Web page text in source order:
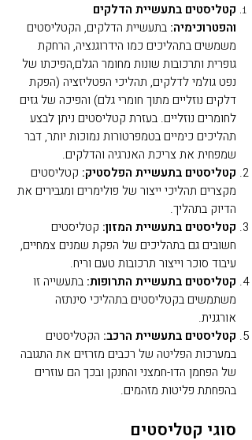
קטליסטים בתעשיית הדלקים
והפטרוכימיה: בתעשיית הדלקים, הקטליסטים
משמשים בתהליכים כמו הידרוגנציה, הרחקת
גופרית ותרכובות שונות מחומר הגלם,הפיכתו של
נפט גולמי לדלקים, תהליכי הפטליזציה (הפקת
דלקים נוזליים מתוך חומרי גלם) והפיכה של גזים
לחומרים נוזליים. בעזרת קטליסטים ניתן לבצע
תהליכים כימיים בטמפרטורות נמוכות יותר, דבר
שמפחית את צריכת האנרגיה והדלקים.
קטליסטים בתעשיית הפלסטיק: קטליסטים
מקצרים תהליכי ייצור של פולימרים ומגבירים את
הדיוק בתהליך.
קטליסטים בתעשיית המזון: קטליסטים
חשובים גם בתהליכים של הפקת שמנים צמחיים,
עיבוד סוכר וייצור תרכובות טעם וריח.
קטליסטים בתעשיית התרופות: בתעשייה זו
משתמשים בקטליסטים בתהליכי סינתזה
אורגנית.
קטליסטים בתעשיית הרכב: הקטליסטים
במערכות הפליטה של רכבים מזרזים את התגובה
של הפחמן הדו-חמצני והחנקן ובכך הם עוזרים
בהפחתת פליטות מזהמים.
סוגי קטליסטים